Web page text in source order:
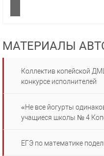
МАТЕРИАЛЫ
Коллектив копейской
конкурсе исполнителей
«Не все йогурты
учащиеся школы № 4
ЕГЭ по математике